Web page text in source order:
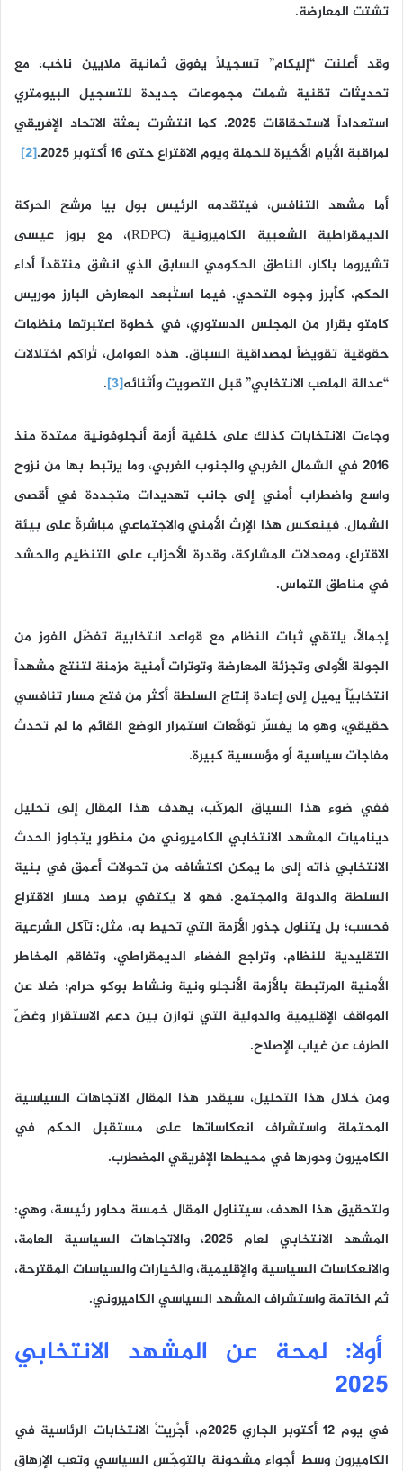
تشتت المعارضة.
وقد أعلنت“إليكام” تسجيلًا يفوق ثمانية ملايين ناخب، مع
تحديثات تقنية شملت مجموعات جديدة للتسجيل البيومتري
استعداداً لاستحقاقات 2025. كما انتشرت بعثة الاتحاد الإفريقي
لمراقبة الأيام الأخيرة للحملة ويوم الاقتراع حتى 16 أكتوبر 2025.
[2]
أما مشهد التنافس، فيتقدمه الرئيس بول بيا مرشح الحركة
الديمقراطية الشعبية الكاميرونية (RDPC)، مع بروز عيسى
تشيروما باكار، الناطق الحكومي السابق الذي انشق منتقداً أداء
الحكم، كأبرز وجوه التحدي. فيما استُبعد المعارض البارز موريس
كامتو بقرار من المجلس الدستوري، في خطوة اعتبرتها منظمات
حقوقية تقويضاً لمصداقية السباق. هذه العوامل، تُراكم اختلالات
“عدالة الملعب الانتخابي” قبل التصويت وأثنائه[3]
.
وجاءت الانتخابات كذلك على خلفية أزمة أنجلوفونية ممتدة منذ
2016 في الشمال الغربي والجنوب الغربي، وما يرتبط بها من نزوح
واسع واضطراب أمني إلى جانب تهديدات متجددة في أقصى
الشمال. فينعكس هذا الإرث الأمني والاجتماعي مباشرةً على بيئة
الاقتراع، ومعدلات المشاركة، وقدرة الأحزاب على التنظيم والحشد
في مناطق التماس.
إجمالًا، يلتقي ثبات النظام مع قواعد انتخابية تفضّل الفوز من
الجولة الأولى وتجزئة المعارضة وتوترات أمنية مزمنة لتنتج مشهداً
انتخابيّاً يميل إلى إعادة إنتاج السلطة أكثر من فتح مسار تنافسي
حقيقي، وهو ما يفسّر توقّعات استمرار الوضع القائم ما لم تحدث
مفاجآت سياسية أو مؤسسية كبيرة.
ففي ضوء هذا السياق المركّب، يهدف هذا المقال إلى تحليل
ديناميات المشهد الانتخابي الكاميروني من منظورٍ يتجاوز الحدث
الانتخابي ذاته إلى ما يمكن اكتشافه من تحولات أعمق في بنية
السلطة والدولة والمجتمع. فهو لا يكتفي برصد مسار الاقتراع
فحسب؛ بل يتناول جذور الأزمة التي تحيط به، مثل: تآكل الشرعية
التقليدية للنظام، وتراجع الفضاء الديمقراطي، وتفاقم المخاطر
الأمنية المرتبطة بالأزمة الأنجلو ونية ونشاط بوكو حرام؛ ضلا عن
المواقف الإقليمية والدولية التي توازن بين دعم الاستقرار وغضّ
الطرف عن غياب الإصلاح.
ومن خلال هذا التحليل، سيقدر هذا المقال الاتجاهات السياسية
المحتملة واستشراف انعكاساتها على مستقبل الحكم في
الكاميرون ودورها في محيطها الإفريقي المضطرب.
ولتحقيق هذا الهدف، سيتناول المقال خمسة محاور رئيسة، وهي:
المشهد الانتخابي لعام 2025، والاتجاهات السياسية العامة،
والانعكاسات السياسية والإقليمية، والخيارات والسياسات المقترحة،
ثم الخاتمة واستشراف المشهد السياسي الكاميروني.
أولا: لمحة عن المشهد الانتخابي
2025
في يوم 12 أكتوبر الجاري 2025م، أجْريتْ الانتخابات الرئاسية في
الكاميرون وسط أجواء مشحونة بالتوجّس السياسي وتعب الإرهاق